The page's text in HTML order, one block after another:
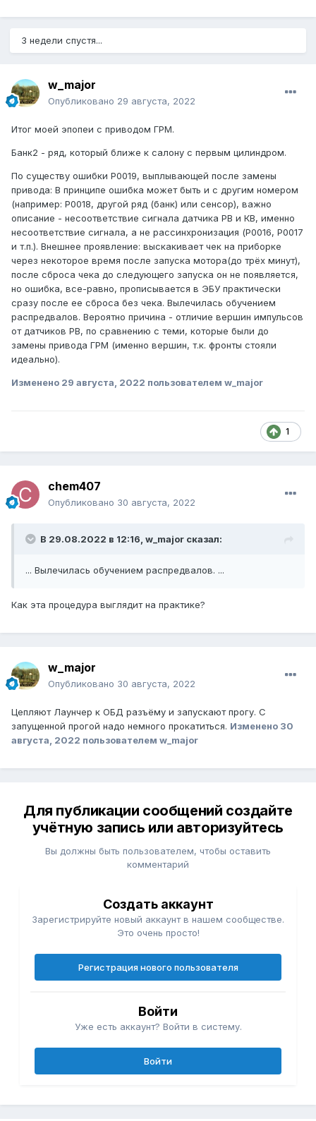
3 недели спустя...
w_major
Опубликовано 29 августа, 2022
Итог моей эпопеи с приводом ГРМ.
Банк2 - ряд, который ближе к салону с первым цилиндром.
По существу ошибки P0019, выплывающей после замены
привода: В принципе ошибка может быть и с другим номером
(например: P0018, другой ряд (банк) или сенсор), важно
описание - несоответствие сигнала датчика РВ и КВ, именно
несоответствие сигнала, а не рассинхронизация (P0016, P0017
и т.п.). Внешнее проявление: выскакивает чек на приборке
через некоторое время после запуска мотора(до трёх минут),
после сброса чека до следующего запуска он не появляется,
но ошибка, все-равно, прописывается в ЭБУ практически
сразу после ее сброса без чека. Вылечилась обучением
распредвалов. Вероятно причина - отличие вершин импульсов
от датчиков РВ, по сравнению с теми, которые были до
замены привода ГРМ (именно вершин, т.к. фронты стояли
идеально).
Изменено 29 августа, 2022 пользователем w_major
1
chem407
Опубликовано 30 августа, 2022
В 29.08.2022 в 12:16, w_major сказал:
... Вылечилась обучением распредвалов. ...
Как эта процедура выглядит на практике?
w_major
Опубликовано 30 августа, 2022
Цепляют Лаунчер к ОБД разъёму и запускают прогу. С
запущенной прогой надо немного прокатиться. Изменено 30
августа, 2022 пользователем w_major
Для публикации сообщений создайте
учётную запись или авторизуйтесь
Вы должны быть пользователем, чтобы оставить
комментарий
Создать аккаунт
Зарегистрируйте новый аккаунт в нашем сообществе.
Это очень просто!
Регистрация нового пользователя
Войти
Уже есть аккаунт? Войти в систему.
Войти